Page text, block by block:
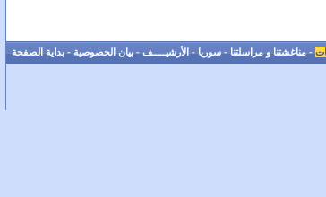
-مناغشتنا و مراسلتنا-سوريا-الأرشيـــــف-بيان الخصوصية-بداية الصفحة